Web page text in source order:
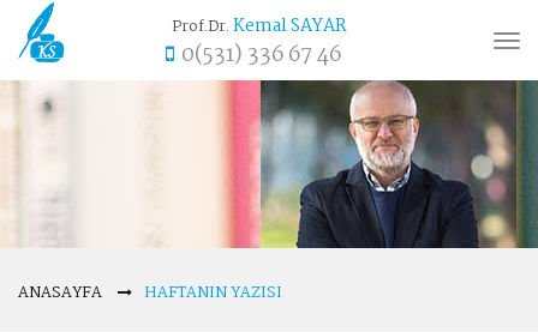
Prof.Dr.Kemal SAYAR
0(531) 336 67 46
ANASAYFA HAFTANIN YAZISI